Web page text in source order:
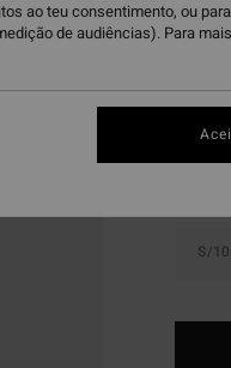
S/10
ao teu consentimento, ou
de audiências). Para